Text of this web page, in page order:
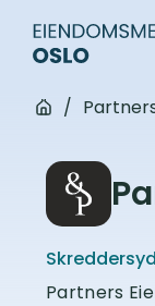
/
Partners